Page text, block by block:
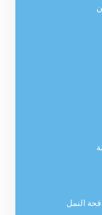
النمل